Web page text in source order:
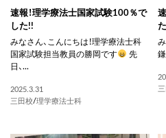
速報！理学療法士国家試験100％で
した!!
みなさん、こんにちは！理学療法士科
国家試験担当教員の勝岡です
先
日、...
2025.3.31
三田校/理学療法士科